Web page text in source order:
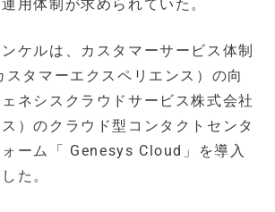
用体制が求められていた。
ケルは、カスタマーサービス体制
スタマーエクスペリエンス）の向
ェネシスクラウドサービス株式会社
ス）のクラウド型コンタクトセンタ
ーム「 Genesys Cloud」を導入
た。